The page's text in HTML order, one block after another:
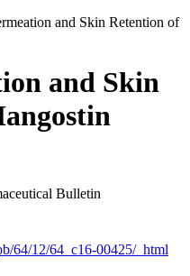
and Skin Retention of
and Skin
Bulletin
64/12/64_c16-00425/_html